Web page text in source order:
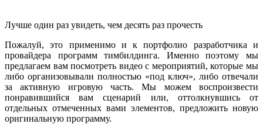
Лучше один раз увидеть, чем десять раз прочесть
Пожалуй, это применимо и к портфолио разработчика и
провайдера программ тимбилдинга. Именно поэтому мы
предлагаем вам посмотреть видео с мероприятий, которые мы
либо организовывали полностью «под ключ», либо отвечали
за активную игровую часть. Мы можем воспроизвести
понравившийся вам сценарий или, оттолкнувшись от
отдельных отмеченных вами элементов, предложить новую
оригинальную программу.